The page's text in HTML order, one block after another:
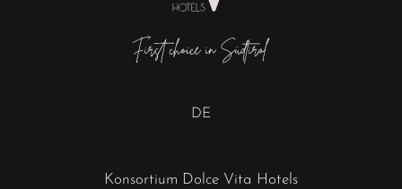
Konsortium Dolce Vita Hotels
DE